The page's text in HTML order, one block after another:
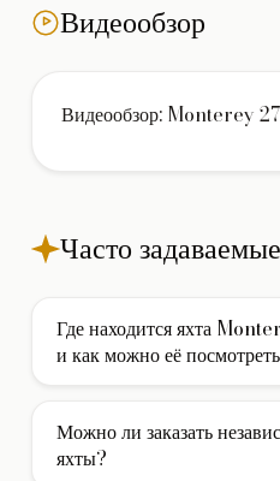
Видеообзор
Видеообзор: Monterey
Часто
Где находится яхта
и как можно её
можем организовать для вас
месте или провести
Можно ли заказать
яхты?